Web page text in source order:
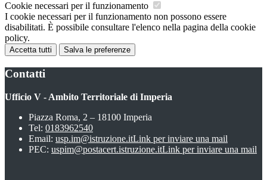
Cookie necessari per il funzionamento
I cookie necessari per il funzionamento non possono essere
disabilitati. È possibile consultare l'elenco nella pagina della cookie
policy.
Accetta tutti Salva le preferenze
Contatti
Ufficio V - Ambito Territoriale di Imperia
Piazza Roma, 2 – 18100 Imperia
Tel: 0183962540
Email: usp.im@istruzione.itLink per inviare una mail
PEC: uspim@postacert.istruzione.itLink per inviare una mail